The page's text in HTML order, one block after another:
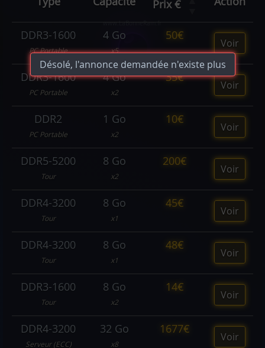
Prix €
DDR3-1600
PC Portable
4 Go
x5
50€
Voir
DDR3-1600
PC Portable
4 Go
x2
35€
Voir
DDR2
PC Portable
1 Go
x2
10€
Voir
DDR5-5200
Tour
8 Go
x2
200€
Voir
DDR4-3200
Tour
8 Go
x1
45€
Voir
DDR4-3200
Tour
8 Go
x1
48€
Voir
DDR3-1600
Tour
8 Go
x2
14€
Voir
DDR4-3200
Serveur (ECC)
32 Go
x8
1677€
Voir
Désolé, l'annonce demandée n'existe plus